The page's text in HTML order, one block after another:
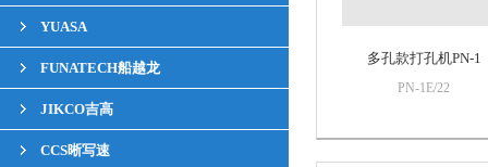
YUASA
FUNATECH船越龙
JIKCO吉高
CCS晰写速
多孔款打孔机PN-1
PN-1E/22